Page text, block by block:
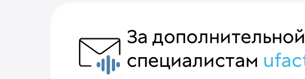
За
специалистам